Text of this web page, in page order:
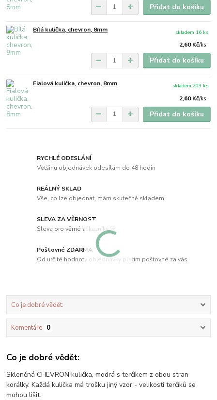
Přidat do košíku
Bílá kulička, chevron, 8mm
2,60 Kč/ks
skladem 16 ks
Přidat do košíku
Fialová kulička, chevron, 8mm
2,60 Kč/ks
skladem 203 ks
Přidat do košíku
RYCHLÉ ODESLÁNÍ
Většinu objednávek odesílám do 48 hodin
REÁLNÝ SKLAD
Vše, co lze objednat, mám skutečně skladem
SLEVA ZA VĚRNOST
Sleva pro věrné zákazníky 💛
Poštovné ZDARMA
Od určité hodnoty objednávky platím poštovné za vás
Co je dobré vědět:
Komentáře 0
Co je dobré vědět:
Skleněná CHEVRON kulička, modrá s terčíkem z obou stran
korálky. Každá kulička má trošku jiný vzor - velikosti terčíků se
mohou lišit.